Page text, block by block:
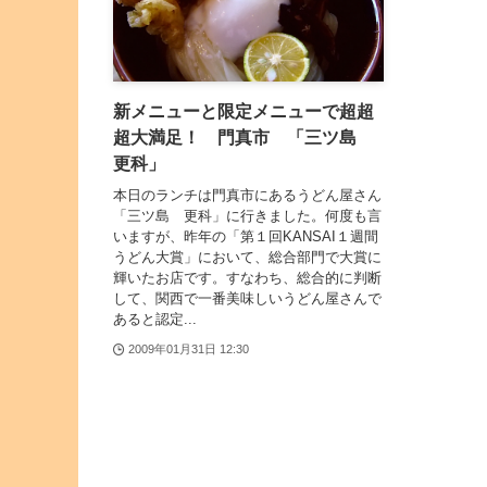
新メニューと限定メニューで超超
超大満足！ 門真市 「三ツ島
更科」
本日のランチは門真市にあるうどん屋さん
「三ツ島 更科」に行きました。何度も言
いますが、昨年の「第１回KANSAI１週間
うどん大賞」において、総合部門で大賞に
輝いたお店です。すなわち、総合的に判断
して、関西で一番美味しいうどん屋さんで
あると認定...
2009年01月31日 12:30